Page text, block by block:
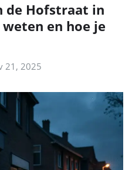
de Hofstraat in
en hoe je
21, 2025